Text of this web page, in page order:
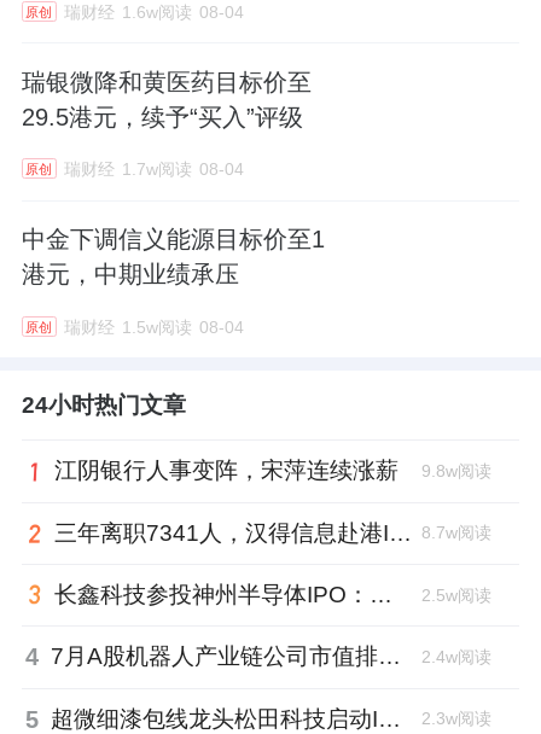
原创 瑞财经 1.6w阅读 08-04
瑞银微降和黄医药目标价至
29.5港元，续予“买入”评级
原创 瑞财经 1.7w阅读 08-04
中金下调信义能源目标价至1
港元，中期业绩承压
原创 瑞财经 1.5w阅读 08-04
24小时热门文章
江阴银行人事变阵，宋萍连续涨薪 9.8w阅读
三年离职7341人，汉得信息赴港IPO前欠缴社保1.55亿元 8.7w阅读
长鑫科技参投神州半导体IPO：朱培文、陈觉晓变现2.6亿，董秘和保荐人有旧 2.5w阅读
4 7月A股机器人产业链公司市值排行：大族激光跌去四成，奥比中光跻身前三 2.4w阅读
5 超微细漆包线龙头松田科技启动IPO：东方证券辅导，君联资本加持 2.3w阅读